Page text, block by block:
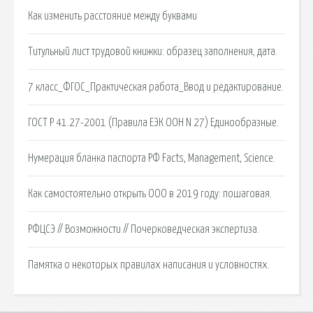
Как изменить расстояние между буквами
Титульный лист трудовой книжки: образец заполнения, дата.
7 класс_ФГОС_Практическая работа_Ввод и редактирование.
ГОСТ Р 41.27-2001 (Правила ЕЭК ООН N 27) Единообразные.
Нумерация бланка паспорта РФ Facts, Management, Science.
Как самостоятельно открыть ООО в 2019 году: пошаговая.
РФЦСЭ // Возможности // Почерковедческая экспертиза.
Памятка о некоторых правилах написания и условностях.